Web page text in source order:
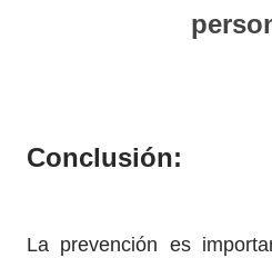
Conclusión:
La prevención es